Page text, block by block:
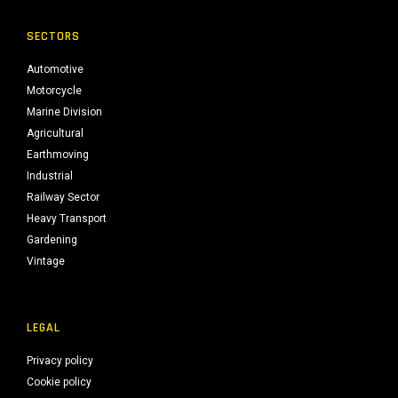
SECTORS
Automotive
Motorcycle
Marine Division
Agricultural
Earthmoving
Industrial
Railway Sector
Heavy Transport
Gardening
Vintage
LEGAL
Privacy policy
Cookie policy